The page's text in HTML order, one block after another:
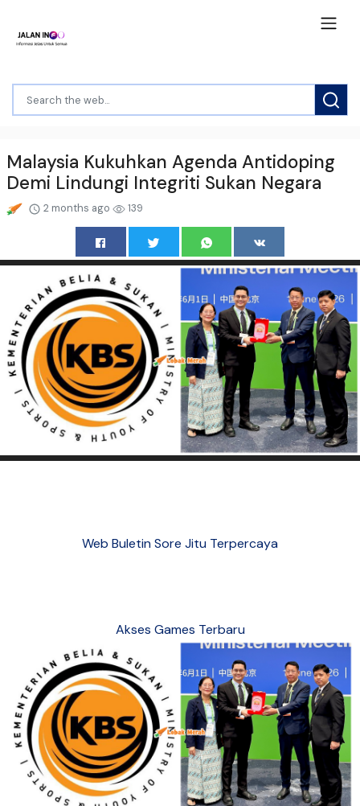
Malaysia Kukuhkan Agenda Antidoping
Demi Lindungi Integriti Sukan Negara
2 months ago 139
Web Buletin Sore Jitu Terpercaya
Akses Games Terbaru